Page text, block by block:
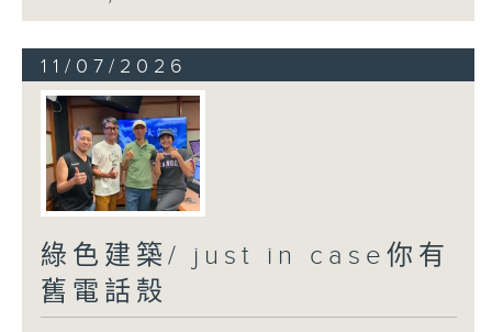
11/07/2026
綠色建築/ just in case你有
舊電話殼